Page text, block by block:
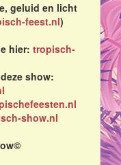
geluid en licht
feest.nl)
hier: tropisch-
show:
show.nl